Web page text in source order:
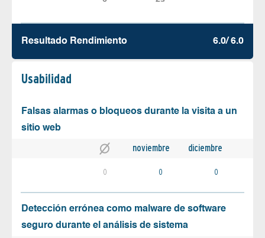
Resultado Rendimiento 6.0/ 6.0
Usabilidad
Falsas alarmas o bloqueos durante la visita a un
sitio web
noviembre diciembre
0 0 0
Detección errónea como malware de software
seguro durante el análisis de sistema